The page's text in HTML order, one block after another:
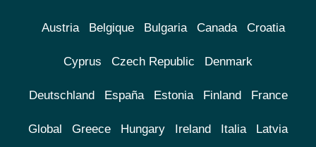
Austria Belgique Bulgaria Canada Croatia
Cyprus Czech Republic Denmark
Deutschland España Estonia Finland France
Global Greece Hungary Ireland Italia Latvia